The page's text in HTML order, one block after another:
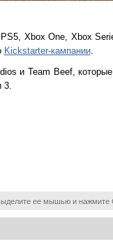
Xbox One, Xbox
Kickstarter-кампании.
и Team Beef,
ее мышью и нажмите